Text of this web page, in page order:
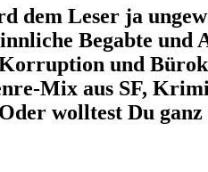
dem Leser ja
Begabte und
und
Mix aus SF,
wolltest Du ganz